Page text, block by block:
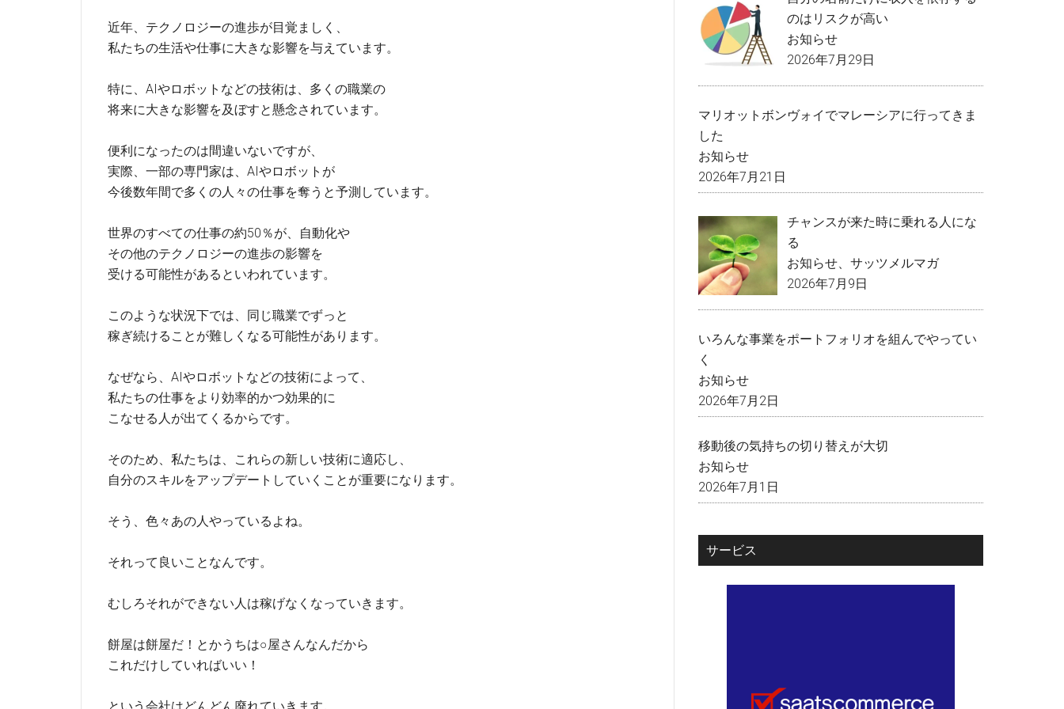
近年、テクノロジーの進歩が目覚ましく、
私たちの生活や仕事に大きな影響を与えています。
特に、AIやロボットなどの技術は、多くの職業の
将来に大きな影響を及ぼすと懸念されています。
便利になったのは間違いないですが、
実際、一部の専門家は、AIやロボットが
今後数年間で多くの人々の仕事を奪うと予測しています。
世界のすべての仕事の約50％が、自動化や
その他のテクノロジーの進歩の影響を
受ける可能性があるといわれています。
このような状況下では、同じ職業でずっと
稼ぎ続けることが難しくなる可能性があります。
なぜなら、AIやロボットなどの技術によって、
私たちの仕事をより効率的かつ効果的に
こなせる人が出てくるからです。
そのため、私たちは、これらの新しい技術に適応し、
自分のスキルをアップデートしていくことが重要になります。
そう、色々あの人やっているよね。
それって良いことなんです。
むしろそれができない人は稼げなくなっていきます。
餅屋は餅屋だ！とかうちは○屋さんなんだから
これだけしていればいい！
のはリスクが高い
お知らせ
2026年7月29日
マリオットボンヴォイでマレーシアに行ってきま
した
お知らせ
2026年7月21日
チャンスが来た時に乗れる人にな
る
お知らせ
サッツメルマガ
2026年7月9日
いろんな事業をポートフォリオを組んでやってい
く
お知らせ
2026年7月2日
移動後の気持ちの切り替えが大切
お知らせ
2026年7月1日
サービス